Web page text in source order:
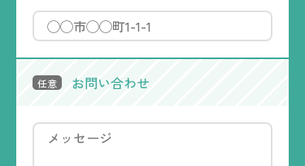
任意 お問い合わせ